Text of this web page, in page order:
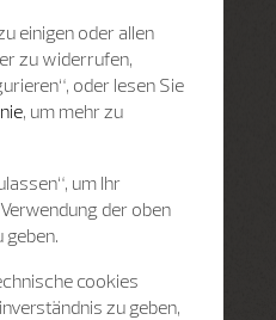
einigen oder allen
zu widerrufen,
oder lesen Sie
, um mehr zu
um Ihr
der oben
cookies
zu geben,